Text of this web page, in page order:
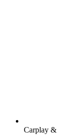
Carplay